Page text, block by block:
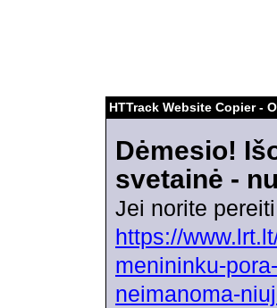
HTTrack Website Copier -
Dėmesio!
svetainė -
Jei norite
https://
menininku-
neimanoma-